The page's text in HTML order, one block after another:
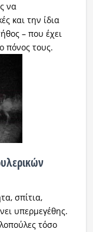
να
και την ίδια
– που έχει
πόνος τους.
σπίτια,
υπερμεγέθης.
τόσο